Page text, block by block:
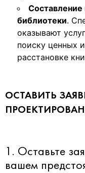
библиотеки.
оказывают
поиску ценных
расстановке
ОСТАВИТЬ
1. Оставьте
вашем